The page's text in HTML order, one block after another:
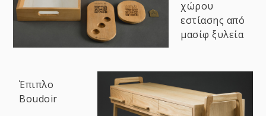
χώρου
εστίασης από
μασίφ ξυλεία
Έπιπλο
Boudoir